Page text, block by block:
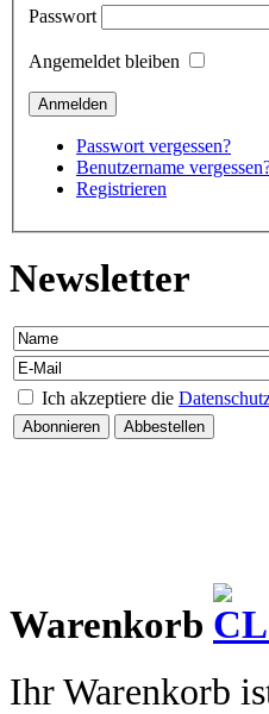
Passwort
Angemeldet bleiben
Passwort vergessen?
Benutzername
Registrieren
Newsletter
Ich akzeptiere die
Warenkorb
Ihr Warenkorb